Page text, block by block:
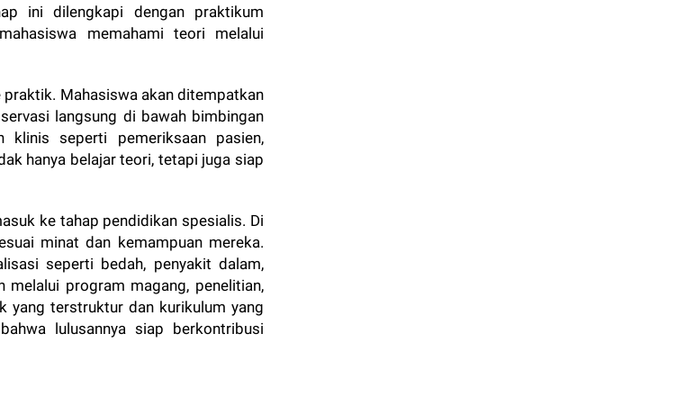
ini dilengkapi dengan praktikum
memahami teori melalui
Mahasiswa akan ditempatkan
langsung di bawah bimbingan
klinis seperti pemeriksaan pasien,
hanya belajar teori, tetapi juga siap
ke tahap pendidikan spesialis. Di
minat dan kemampuan mereka.
seperti bedah, penyakit dalam,
melalui program magang, penelitian,
yang terstruktur dan kurikulum yang
lulusannya siap berkontribusi